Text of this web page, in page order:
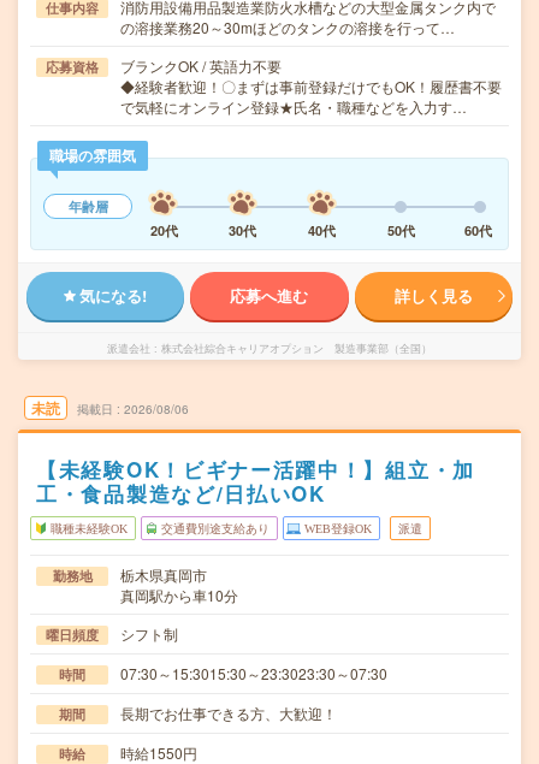
仕事内容
消防用設備用品製造業防火水槽などの大型金属タンク内で
の溶接業務20～30mほどのタンクの溶接を行って…
応募資格
ブランクOK / 英語力不要
◆経験者歓迎！〇まずは事前登録だけでもOK！履歴書不要
で気軽にオンライン登録★氏名・職種などを入力す…
職場の雰囲気
年齢層
20代
30代 40代 50代 60代
気になる! 応募へ進む 詳しく見る
派遣会社 株式会社綜合キャリアオプション 製造事業部（全国）
未読 掲載日 2026/08/06
【未経験OK！ビギナー活躍中！】組立・加
工・食品製造など/日払いOK
職種未経験OK 交通費別途支給あり WEB登録OK 派遣
勤務地
栃木県真岡市
真岡駅から車10分
曜日頻度 シフト制
時間 07:30～15:3015:30～23:3023:30～07:30
期間 長期でお仕事できる方、大歓迎！
時給 時給1550円